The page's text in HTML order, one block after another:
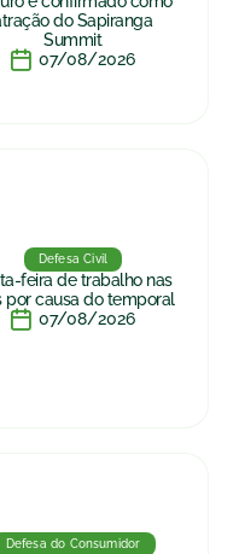
do Sapiranga
Summit
07/08/2026
Defesa Civil
feira de trabalho nas
por causa do temporal
07/08/2026
Defesa do Consumidor